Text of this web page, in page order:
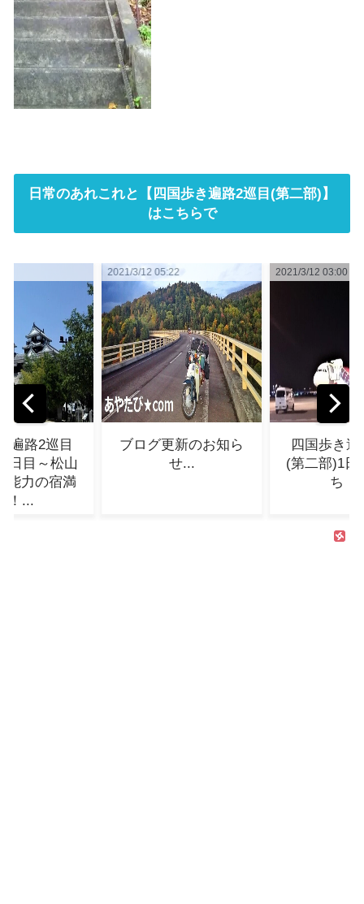
日常のあれこれと【四国歩き遍路2巡目(第二部)】
はこちらで
新のお知ら
せ...
2021/3/12 03:00
四国歩き遍路2巡目
(第二部)1日目～旅立
2021/3/25 00:18
ツーリン
北海道